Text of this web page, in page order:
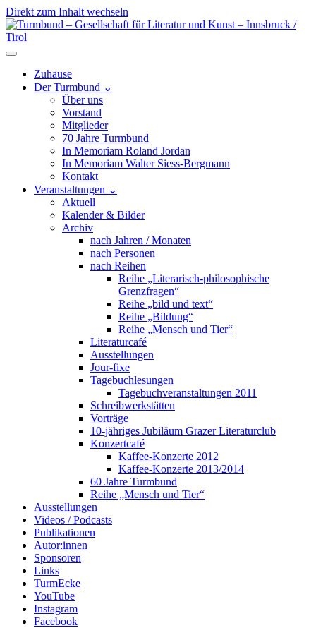
Direkt zum Inhalt wechseln
Hauptnavigation
Zuhause
Der Turmbund ⌄
Über uns
Vorstand
Mitglieder
70 Jahre Turmbund
In Memoriam Roland Jordan
In Memoriam Walter Siess-Bergmann
Kontakt
Veranstaltungen ⌄
Aktuell
Kalender & Bilder
Archiv
nach Jahren / Monaten
nach Personen
nach Reihen
Reihe „Literarisch-philosophische
Grenzfragen“
Reihe „bild und text“
Reihe „Bildung“
Reihe „Mensch und Tier“
Literaturcafé
Ausstellungen
Jour-fixe
Tagebuchlesungen
Tagebuchveranstaltungen 2011
Schreibwerkstätten
Vorträge
10-jähriges Jubiläum Grazer Literaturclub
Konzertcafé
Kaffee-Konzerte 2012
Kaffee-Konzerte 2013/2014
60 Jahre Turmbund
Reihe „Mensch und Tier“
Ausstellungen
Videos / Podcasts
Publikationen
Autor:innen
Sponsoren
Links
TurmEcke
YouTube
Instagram
Facebook